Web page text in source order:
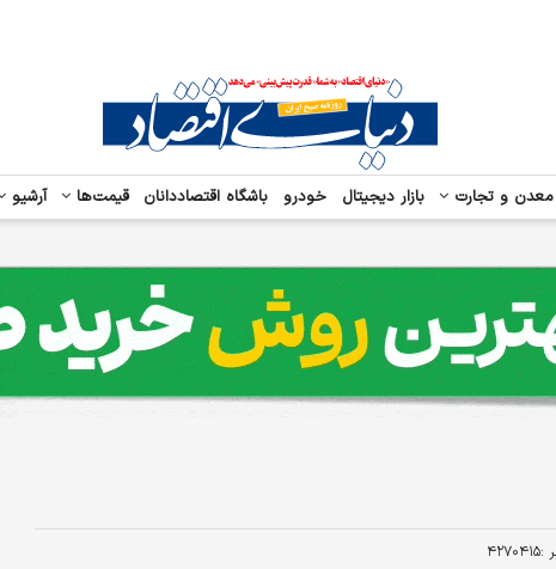
و تجارت بازار دیجیتال خودرو باشگاه اقتصاددانان قیمت‌ها آرشیو
:۴۲۷۰۴۱۵